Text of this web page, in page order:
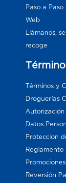
Paso a
Web
Llámanos,
recoge
Términos y
Droguerías
Datos
Proteccion
Reglamento
Promociones
Reversión